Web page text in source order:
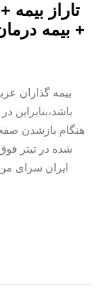
تاراز بیمه
+ بیمه
بیمه گذاران
باشد،بنابراین
هنگام بازشدن
شده در تیتر
ایران سرای